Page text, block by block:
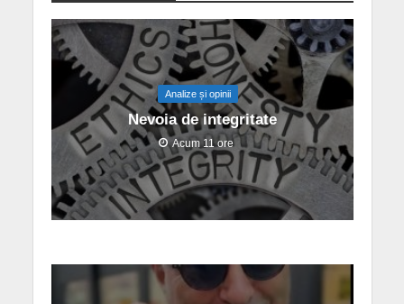
Analize și opinii
Nevoia de integritate
Acum 11 ore